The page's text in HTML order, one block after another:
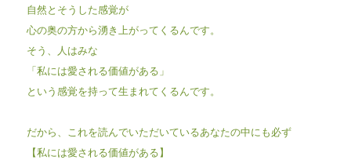
自然とそうした感覚が
心の奥の方から湧き上がってくるんです。
そう、人はみな
「私には愛される価値がある」
という感覚を持って生まれてくるんです。
だから、これを読んでいただいているあなたの中にも必ず
【私には愛される価値がある】